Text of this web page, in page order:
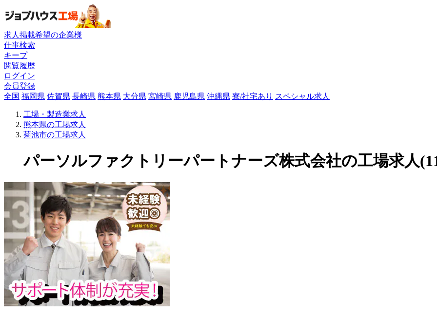
求人掲載希望の企業様
仕事検索
キープ
閲覧履歴
ログイン
会員登録
全国 福岡県 佐賀県 長崎県 熊本県 大分県 宮崎県 鹿児島県 沖縄県 寮/社宅あり スペシャル求人
工場・製造業求人
熊本県の工場求人
菊池市の工場求人
パーソルファクトリーパートナーズ株式会社の工場求人